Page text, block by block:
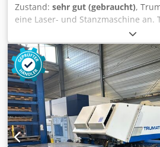
Zustand: sehr gut (gebraucht),
eine Laser- und Stanzmaschine an.
Netz : 400V/50 Hz Absicherung: 3 x
Anschlussleistung 65 kVA
Nachsetzen Kombinierter Betrieb
Stanzbetrieb 2585 x 1370 mm
mm Leistung: Laser 2000 W
Maximale Stanzkraft (inkl. 20 kN
Aktiver Niederhalter (in Stufen
Maximales Werkstückgewicht 200 kg
Durchgangshöhe Im Stanzbetrieb
22mm Geschwindigkeiten: X-Achse